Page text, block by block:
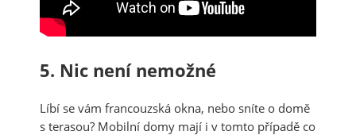
5. Nic není nemožné
Líbí se vám francouzská okna, nebo sníte o domě
s terasou? Mobilní domy mají i v tomto případě co